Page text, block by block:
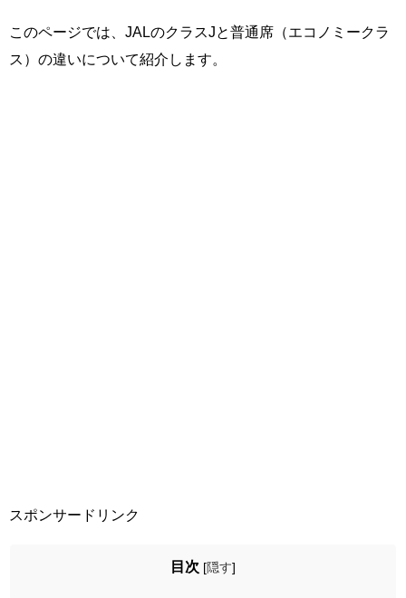
このページでは、JALのクラスJと普通席（エコノミークラ
ス）の違いについて紹介します。
スポンサードリンク
目次 [隠す]